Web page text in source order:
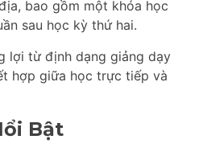
bao gồm một khóa học
sau học kỳ thứ hai.
lợi từ định dạng giảng dạy
hợp giữa học trực tiếp và
Bật